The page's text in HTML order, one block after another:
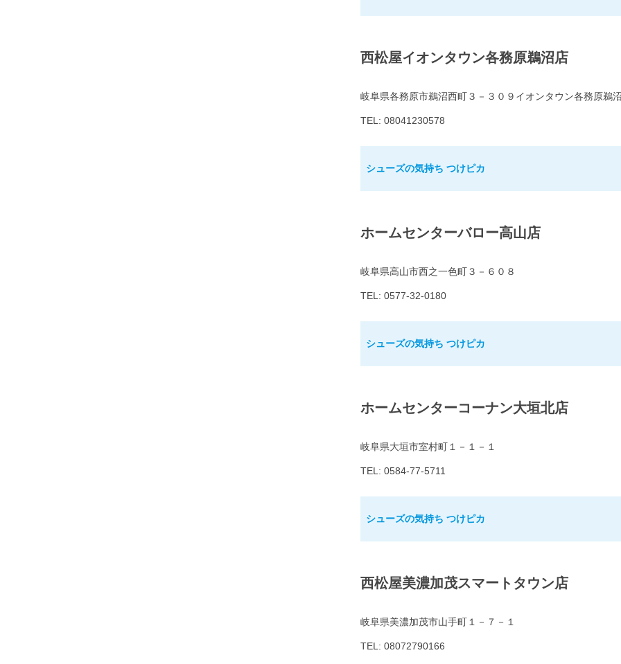
西松屋イオンタウン各務原鵜沼店
岐阜県各務原市鵜沼西町３－３０９イオンタウン各務原鵜
TEL: 08041230578
シューズの気持ち つけピカ
ホームセンターバロー高山店
岐阜県高山市西之一色町３－６０８
TEL: 0577-32-0180
シューズの気持ち つけピカ
ホームセンターコーナン大垣北店
岐阜県大垣市室村町１－１－１
TEL: 0584-77-5711
シューズの気持ち つけピカ
西松屋美濃加茂スマートタウン店
岐阜県美濃加茂市山手町１－７－１
TEL: 08072790166